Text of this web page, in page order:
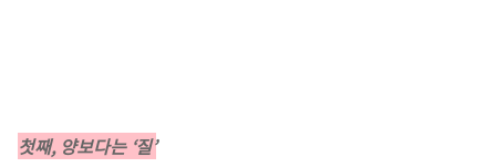
첫째, 양보다는 ‘질’